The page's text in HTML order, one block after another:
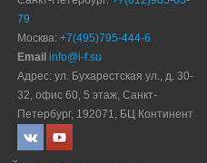
79
Москва: +7(495)795-444-6
Email info@i-f.su
Адрес: ул. Бухарестская ул., д. 30-
32, офис 60, 5 этаж, Санкт-
Петербург, 192071, БЦ Континент